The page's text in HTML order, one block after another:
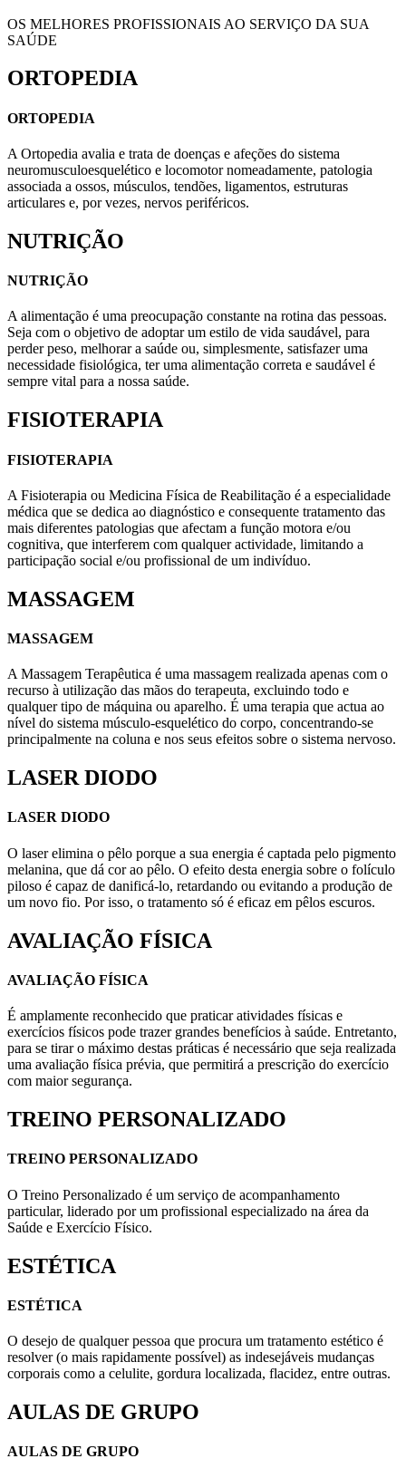
OS MELHORES PROFISSIONAIS AO SERVIÇO DA SUA
SAÚDE
ORTOPEDIA
ORTOPEDIA
A Ortopedia avalia e trata de doenças e afeções do sistema
neuromusculoesquelético e locomotor nomeadamente, patologia
associada a ossos, músculos, tendões, ligamentos, estruturas
articulares e, por vezes, nervos periféricos.
NUTRIÇÃO
NUTRIÇÃO
A alimentação é uma preocupação constante na rotina das pessoas.
Seja com o objetivo de adoptar um estilo de vida saudável, para
perder peso, melhorar a saúde ou, simplesmente, satisfazer uma
necessidade fisiológica, ter uma alimentação correta e saudável é
sempre vital para a nossa saúde.
FISIOTERAPIA
FISIOTERAPIA
A Fisioterapia ou Medicina Física de Reabilitação é a especialidade
médica que se dedica ao diagnóstico e consequente tratamento das
mais diferentes patologias que afectam a função motora e/ou
cognitiva, que interferem com qualquer actividade, limitando a
participação social e/ou profissional de um indivíduo.
MASSAGEM
MASSAGEM
A Massagem Terapêutica é uma massagem realizada apenas com o
recurso à utilização das mãos do terapeuta, excluindo todo e
qualquer tipo de máquina ou aparelho. É uma terapia que actua ao
nível do sistema músculo-esquelético do corpo, concentrando-se
principalmente na coluna e nos seus efeitos sobre o sistema nervoso.
LASER DIODO
LASER DIODO
O laser elimina o pêlo porque a sua energia é captada pelo pigmento
melanina, que dá cor ao pêlo. O efeito desta energia sobre o folículo
piloso é capaz de danificá-lo, retardando ou evitando a produção de
um novo fio. Por isso, o tratamento só é eficaz em pêlos escuros.
AVALIAÇÃO FÍSICA
AVALIAÇÃO FÍSICA
É amplamente reconhecido que praticar atividades físicas e
exercícios físicos pode trazer grandes benefícios à saúde. Entretanto,
para se tirar o máximo destas práticas é necessário que seja realizada
uma avaliação física prévia, que permitirá a prescrição do exercício
com maior segurança.
TREINO PERSONALIZADO
TREINO PERSONALIZADO
O Treino Personalizado é um serviço de acompanhamento
particular, liderado por um profissional especializado na área da
Saúde e Exercício Físico.
ESTÉTICA
ESTÉTICA
O desejo de qualquer pessoa que procura um tratamento estético é
resolver (o mais rapidamente possível) as indesejáveis mudanças
corporais como a celulite, gordura localizada, flacidez, entre outras.
AULAS DE GRUPO
AULAS DE GRUPO